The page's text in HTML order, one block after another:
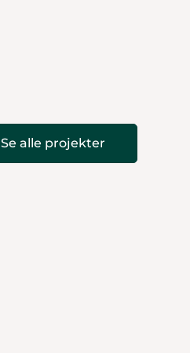
Se alle projekter